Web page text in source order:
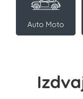
Auto Moto